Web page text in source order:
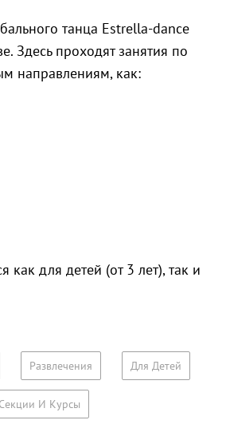
танца Estrella-dance
Здесь проходят занятия по
направлениям, как:
как для детей (от 3 лет), так и
Развлечения Для Детей
Секции И Курсы